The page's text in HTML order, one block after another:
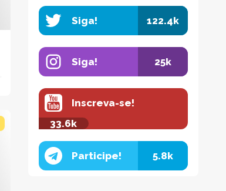
Siga! 122.4k
Siga! 25k
Inscreva-se!
33.6k
Participe! 5.8k